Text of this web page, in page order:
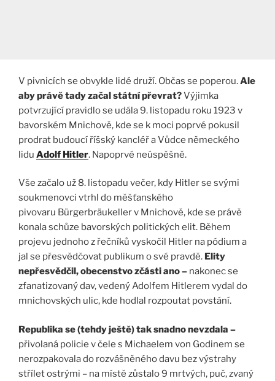
V pivnicích se obvykle lidé druží. Občas se poperou.Ale
aby právě tady začal státní převrat?Výjimka
potvrzující pravidlo se udála 9. listopadu roku 1923 v
bavorském Mnichově, kde se k moci poprvé pokusil
prodrat budoucí říšský kancléř a Vůdce německého
lidu Adolf Hitler. Napoprvé neúspěšně.
Vše začalo už 8. listopadu večer, kdy Hitler se svými
soukmenovci vtrhl do měšťanského
pivovaru Bürgerbräukeller v Mnichově, kde se právě
konala schůze bavorských politických elit. Během
projevu jednoho z řečníků vyskočil Hitler na pódium a
jal se přesvědčovat publikum o své pravdě. Elity
nepřesvědčil, obecenstvo zčásti ano – nakonec se
zfanatizovaný dav, vedený Adolfem Hitlerem vydal do
mnichovských ulic, kde hodlal rozpoutat povstání.
Republika se (tehdy ještě) tak snadno nevzdala –
přivolaná policie v čele s Michaelem von Godinem se
nerozpakovala do rozvášněného davu bez výstrahy
střílet ostrými – na místě zůstalo 9 mrtvých, puč, zvaný